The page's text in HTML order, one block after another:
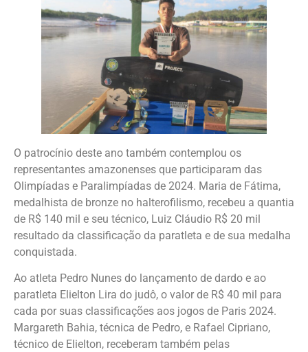
O patrocínio deste ano também contemplou os
representantes amazonenses que participaram das
Olimpíadas e Paralimpíadas de 2024. Maria de Fátima,
medalhista de bronze no halterofilismo, recebeu a quantia
de R$ 140 mil e seu técnico, Luiz Cláudio R$ 20 mil
resultado da classificação da paratleta e de sua medalha
conquistada.
Ao atleta Pedro Nunes do lançamento de dardo e ao
paratleta Elielton Lira do judô, o valor de R$ 40 mil para
cada por suas classificações aos jogos de Paris 2024.
Margareth Bahia, técnica de Pedro, e Rafael Cipriano,
técnico de Elielton, receberam também pelas